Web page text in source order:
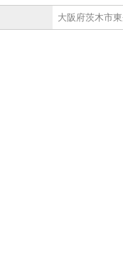
大阪府茨木市